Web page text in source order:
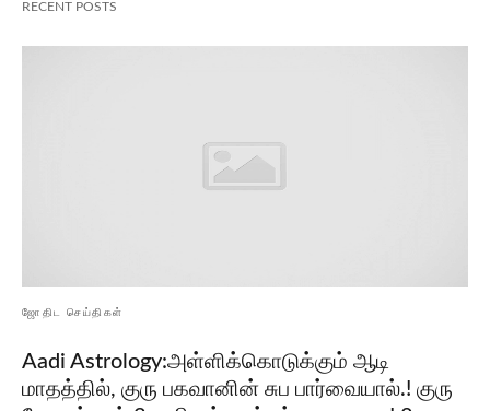
RECENT POSTS
ஜோதிட செய்திகள்
Aadi Astrology:அள்ளிக்கொடுக்கும் ஆடி
மாதத்தில், குரு பகவானின் சுப பார்வையால்.! குரு